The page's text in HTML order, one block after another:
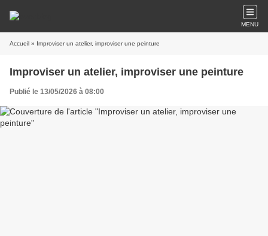
MENU
Accueil » Improviser un atelier, improviser une peinture
Improviser un atelier, improviser une peinture
Publié le 13/05/2026 à 08:00